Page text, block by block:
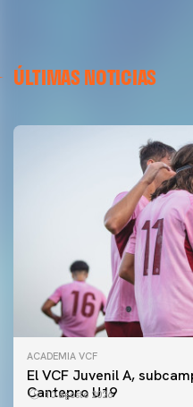
ÚLTIMAS NOTICIAS
ACADEMIA VCF
El VCF Juvenil A,
Cantepro U19
10 agosto 2026